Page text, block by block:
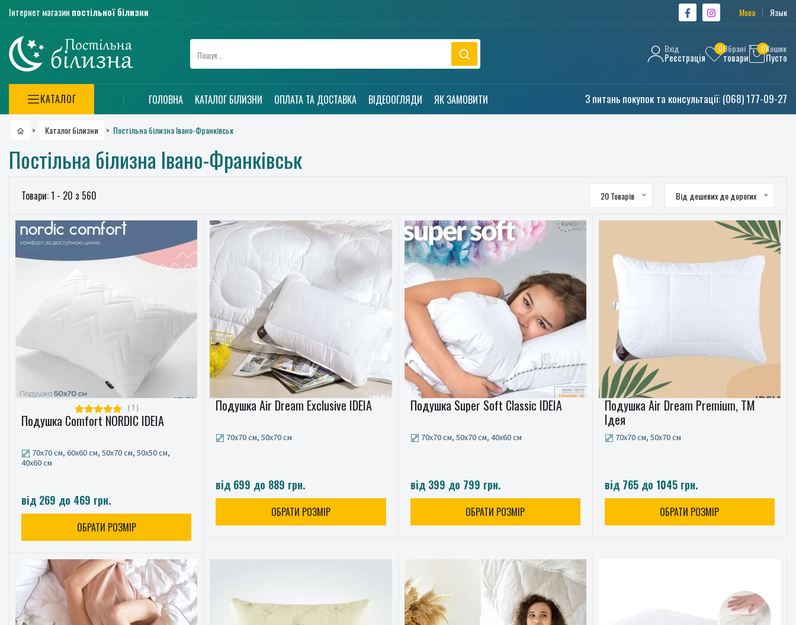
Інтернет магазин постільної білизни Мова Язык
Вхід
Реєстрація
0Обрані
товари
0Кошик
Пусто
КАТАЛОГ ГОЛОВНА КАТАЛОГ БІЛИЗНИ ОПЛАТА ТА ДОСТАВКА ВІДЕООГЛЯДИ ЯК ЗАМОВИТИ З питань покупок та консультації: (068) 177-09-27
> Каталог білизни > Постільна білизна Івано-Франківськ
Постільна білизна Івано-Франківськ
Товари: 1 - 20 з 560 20 Товарів Від дешевих до дорогих
( 1 )
Подушка Comfort NORDIC IDEIA
70x70 см, 60x60 см, 50x70 см, 50x50 см,
40x60 см
від 269 до 469 грн.
ОБРАТИ РОЗМІР
Подушка Air Dream Exclusive IDEIA
70x70 см, 50x70 см
від 699 до 889 грн.
ОБРАТИ РОЗМІР
Подушка Super Soft Classic IDEIA
70x70 см, 50x70 см, 40x60 см
від 399 до 799 грн.
ОБРАТИ РОЗМІР
Подушка Air Dream Premium, ТМ
Ідея
70x70 см, 50x70 см
від 765 до 1045 грн.
ОБРАТИ РОЗМІР